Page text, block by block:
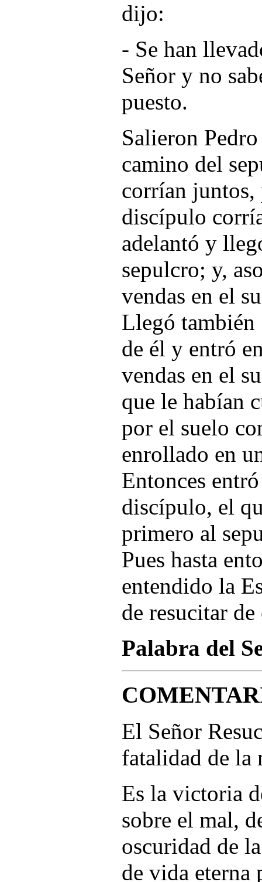
dijo:
- Se han
Señor y no
puesto.
Salieron
camino del
corrían juntos,
discípulo
adelantó y
sepulcro; y,
vendas en el
Llegó también
de él y entró
vendas en el
que le habían
por el suelo
enrollado en
Entonces
discípulo, el
primero al
Pues hasta
entendido la
de resucitar
Palabra del
El Señor
fatalidad de la
Es la victoria
sobre el mal,
oscuridad de
de vida eterna